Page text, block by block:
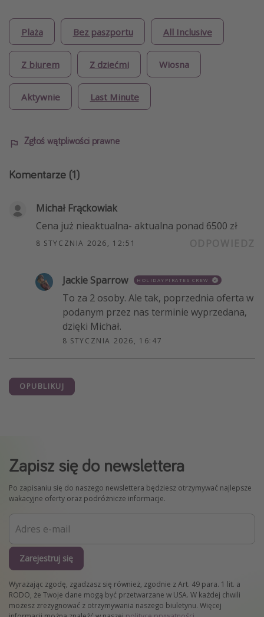
Plaża Bez paszportu All Inclusive
Z biurem Z dziećmi Wiosna
Aktywnie Last Minute
Zgłoś wątpliwości prawne
Komentarze (1)
Michał Frąckowiak
Cena już nieaktualna- aktualna ponad 6500 zł
8 STYCZNIA 2026, 12:51
Jackie Sparrow HOLIDAYPIRATES CREW
To za 2 osoby. Ale tak, poprzednia oferta w
podanym przez nas terminie wyprzedana,
dzięki Michał.
8 STYCZNIA 2026, 16:47
OPUBLIKUJ
Zapisz się do newslettera
Po zapisaniu się do naszego newslettera będziesz otrzymywać najlepsze
wakacyjne oferty oraz podróżnicze informacje.
Zarejestruj się
Wyrażając zgodę, zgadzasz się również, zgodnie z Art. 49 para. 1 lit. a
RODO, że Twoje dane mogą być przetwarzane w USA. W każdej chwili
możesz zrezygnować z otrzymywania naszego biuletynu. Więcej